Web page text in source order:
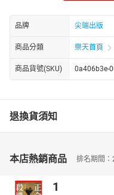
台灣好設計！在地的我們自
服裝市場受到外來快時尚
整體的潮流結構也因此受
影響，向來與潮流文化有
引領風騷被迫走向轉型之路
以及台牌店鋪大搜索，讓讀
其他特別企劃：
造型講堂：街頭
品牌 尖端出版
商品分類 樂天首頁
商品貨號(SKU) 0a406b3e-
退換貨須知
本店熱銷商品 排名期間
1